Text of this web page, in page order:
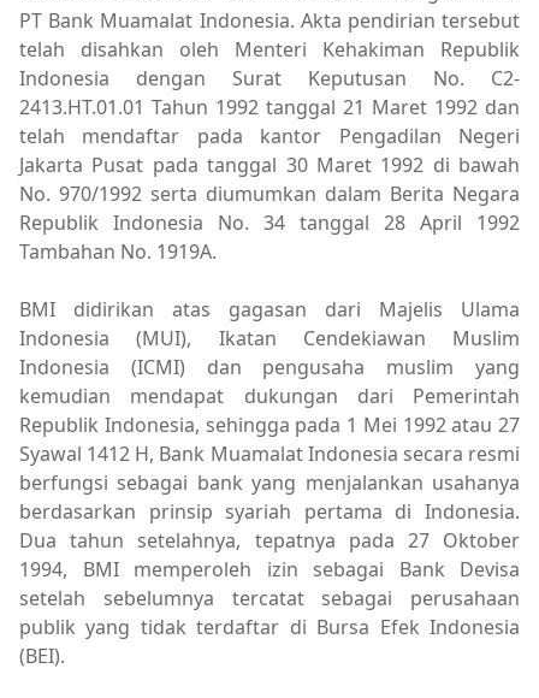
PT Bank Muamalat Indonesia. Akta pendirian tersebut
telah disahkan oleh Menteri Kehakiman Republik
Indonesia dengan Surat Keputusan No. C2-
2413.HT.01.01 Tahun 1992 tanggal 21 Maret 1992 dan
telah mendaftar pada kantor Pengadilan Negeri
Jakarta Pusat pada tanggal 30 Maret 1992 di bawah
No. 970/1992 serta diumumkan dalam Berita Negara
Republik Indonesia No. 34 tanggal 28 April 1992
Tambahan No. 1919A.
BMI didirikan atas gagasan dari Majelis Ulama
Indonesia (MUI), Ikatan Cendekiawan Muslim
Indonesia (ICMI) dan pengusaha muslim yang
kemudian mendapat dukungan dari Pemerintah
Republik Indonesia, sehingga pada 1 Mei 1992 atau 27
Syawal 1412 H, Bank Muamalat Indonesia secara resmi
berfungsi sebagai bank yang menjalankan usahanya
berdasarkan prinsip syariah pertama di Indonesia.
Dua tahun setelahnya, tepatnya pada 27 Oktober
1994, BMI memperoleh izin sebagai Bank Devisa
setelah sebelumnya tercatat sebagai perusahaan
publik yang tidak terdaftar di Bursa Efek Indonesia
(BEI).